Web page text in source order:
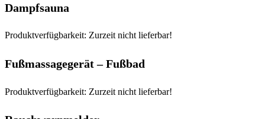
Dampfsauna
Produktverfügbarkeit: Zurzeit nicht lieferbar!
Fußmassagegerät – Fußbad
Produktverfügbarkeit: Zurzeit nicht lieferbar!